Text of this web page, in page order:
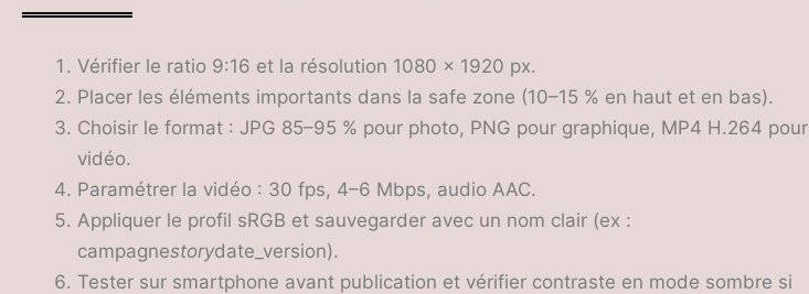
Vérifier le ratio 9:16 et la résolution 1080 × 1920 px.
Placer les éléments importants dans la safe zone (10–15 % en haut et en bas).
Choisir le format : JPG 85–95 % pour photo, PNG pour graphique, MP4 H.264 pour
vidéo.
Paramétrer la vidéo : 30 fps, 4–6 Mbps, audio AAC.
Appliquer le profil sRGB et sauvegarder avec un nom clair (ex :
campagnestorydate_version).
Tester sur smartphone avant publication et vérifier contraste en mode sombre si